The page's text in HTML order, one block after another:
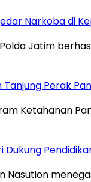
Narkoba di
Jatim
Perak
Ketahanan
Nasution